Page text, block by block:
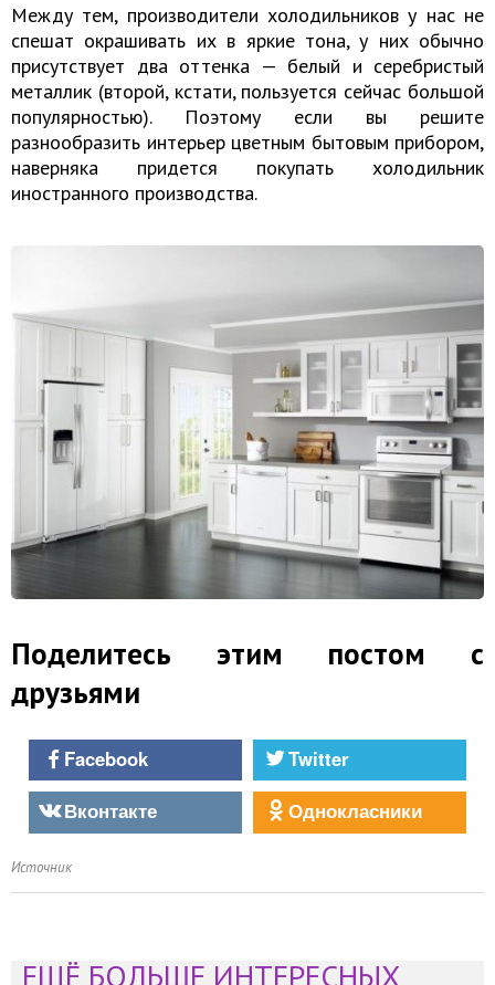
Между тем, производители холодильников у нас не
спешат окрашивать их в яркие тона, у них обычно
присутствует два оттенка — белый и серебристый
металлик (второй, кстати, пользуется сейчас большой
популярностью). Поэтому если вы решите
разнообразить интерьер цветным бытовым прибором,
наверняка придется покупать холодильник
иностранного производства.
Поделитесь этим постом с
друзьями
Facebook
Twitter
Вконтакте
Однокласники
Источник
ЕЩЁ БОЛЬШЕ ИНТЕРЕСНЫХ